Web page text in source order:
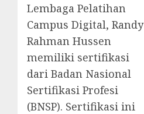
Lembaga Pelatihan
Campus Digital, Randy
Rahman Hussen
memiliki sertifikasi
dari Badan Nasional
Sertifikasi Profesi
(BNSP). Sertifikasi ini